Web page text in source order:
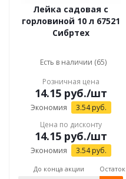
Лейка садовая с
горловиной 10 л 67521
Сибртех
Есть в наличии (65)
Розничная цена
14.15руб./шт
Экономия 3.54руб.
Цена по дисконту
14.15руб./шт
Экономия 3.54руб.
До конца акции Остаток